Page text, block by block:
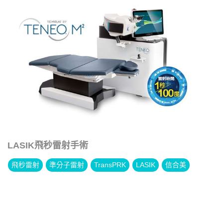
LASIK飛秒雷射手術
飛秒雷射 準分子雷射 TransPRK LASIK 信合美